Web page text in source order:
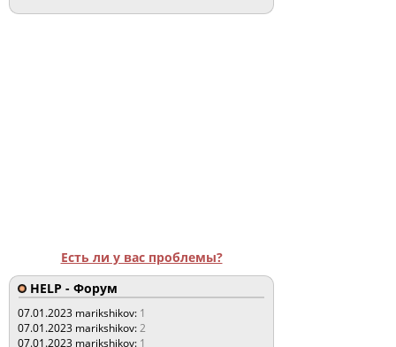
Есть ли у вас проблемы?
HELP - Форум
07.01.2023 marikshikov: 1
07.01.2023 marikshikov:2
07.01.2023 marikshikov: 1